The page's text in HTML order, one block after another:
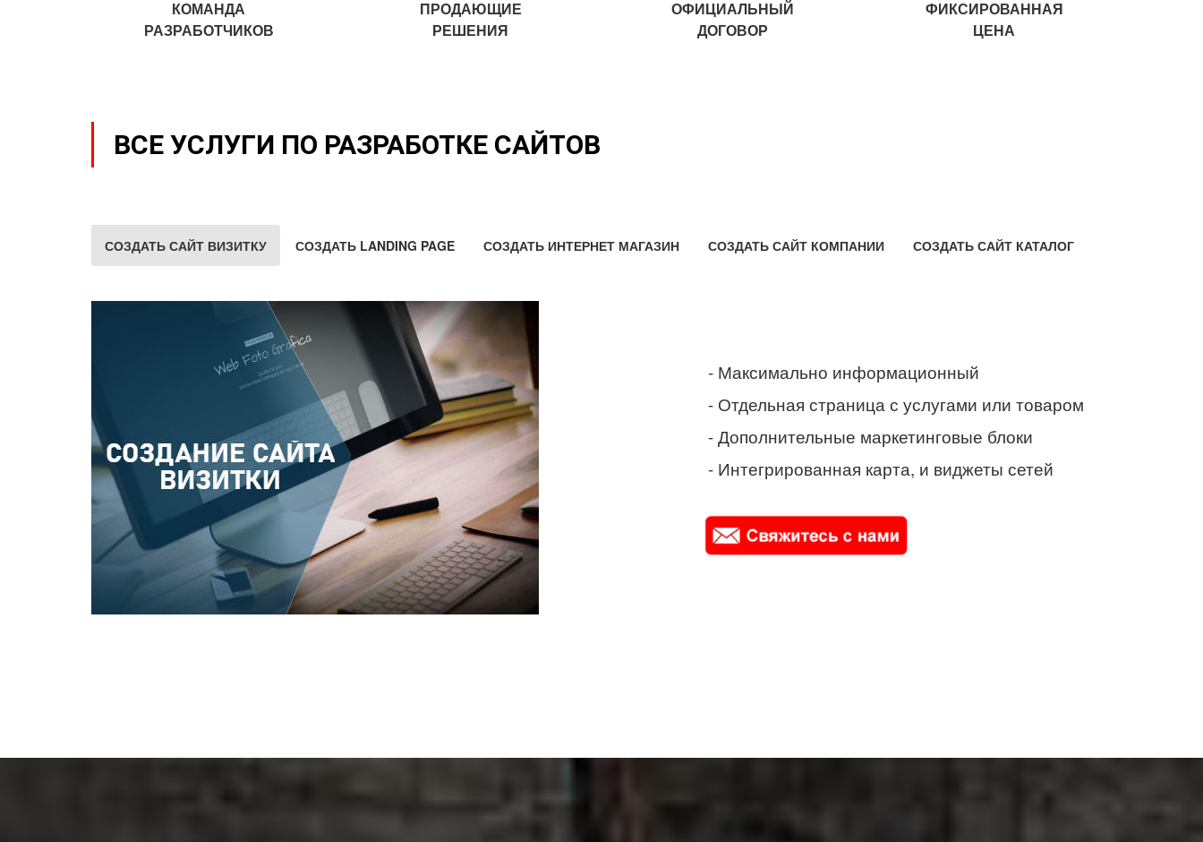
КОМАНДА
РАЗРАБОТЧИКОВ
ПРОДАЮЩИЕ
РЕШЕНИЯ
ОФИЦИАЛЬНЫЙ
ДОГОВОР
ФИКСИРОВАННАЯ
ЦЕНА
ВСЕ УСЛУГИ ПО РАЗРАБОТКЕ САЙТОВ
СОЗДАТЬ САЙТ ВИЗИТКУ СОЗДАТЬ LANDING PAGE СОЗДАТЬ ИНТЕРНЕТ МАГАЗИН СОЗДАТЬ САЙТ КОМПАНИИ СОЗДАТЬ САЙТ КАТАЛОГ
- Максимально информационный
- Отдельная страница с услугами или товаром
- Дополнительные маркетинговые блоки
- Интегрированная карта, и виджеты сетей